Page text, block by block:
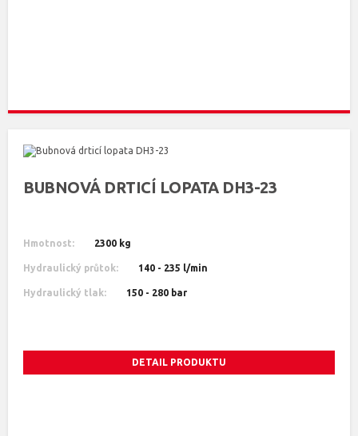
BUBNOVÁ DRTICÍ LOPATA DH3-23
Hmotnost: 2300 kg
Hydraulický průtok: 140 - 235 l/min
Hydraulický tlak: 150 - 280 bar
DETAIL PRODUKTU